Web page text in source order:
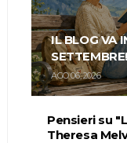
IL BLOG VA
SETTEMBRE!
AGO 06, 2026
Pensieri su
Theresa